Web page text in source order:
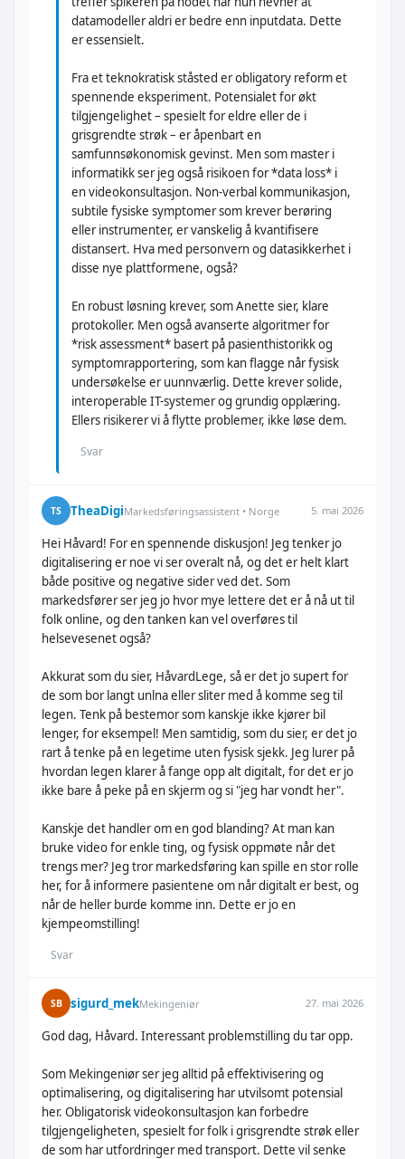
datamodeller aldri er bedre enn inputdata. Dette
er essensielt.
Fra et teknokratisk ståsted er obligatory reform et
spennende eksperiment. Potensialet for økt
tilgjengelighet – spesielt for eldre eller de i
grisgrendte strøk – er åpenbart en
samfunnsøkonomisk gevinst. Men som master i
informatikk ser jeg også risikoen for *data loss* i
en videokonsultasjon. Non-verbal kommunikasjon,
subtile fysiske symptomer som krever berøring
eller instrumenter, er vanskelig å kvantifisere
distansert. Hva med personvern og datasikkerhet i
disse nye plattformene, også?
En robust løsning krever, som Anette sier, klare
protokoller. Men også avanserte algoritmer for
*risk assessment* basert på pasienthistorikk og
symptomrapportering, som kan flagge når fysisk
undersøkelse er uunnværlig. Dette krever solide,
interoperable IT-systemer og grundig opplæring.
Ellers risikerer vi å flytte problemer, ikke løse dem.
Svar
TS TheaDigiMarkedsføringsassistent • Norge 5. mai 2026
Hei Håvard! For en spennende diskusjon! Jeg tenker jo
digitalisering er noe vi ser overalt nå, og det er helt klart
både positive og negative sider ved det. Som
markedsfører ser jeg jo hvor mye lettere det er å nå ut til
folk online, og den tanken kan vel overføres til
helsevesenet også?
Akkurat som du sier, HåvardLege, så er det jo supert for
de som bor langt unlna eller sliter med å komme seg til
legen. Tenk på bestemor som kanskje ikke kjører bil
lenger, for eksempel! Men samtidig, som du sier, er det jo
rart å tenke på en legetime uten fysisk sjekk. Jeg lurer på
hvordan legen klarer å fange opp alt digitalt, for det er jo
ikke bare å peke på en skjerm og si "jeg har vondt her".
Kanskje det handler om en god blanding? At man kan
bruke video for enkle ting, og fysisk oppmøte når det
trengs mer? Jeg tror markedsføring kan spille en stor rolle
her, for å informere pasientene om når digitalt er best, og
når de heller burde komme inn. Dette er jo en
kjempeomstilling!
Svar
SB sigurd_mekMekingeniør 27. mai 2026
God dag, Håvard. Interessant problemstilling du tar opp.
Som Mekingeniør ser jeg alltid på effektivisering og
optimalisering, og digitalisering har utvilsomt potensial
her. Obligatorisk videokonsultasjon kan forbedre
tilgjengeligheten, spesielt for folk i grisgrendte strøk eller
de som har utfordringer med transport. Dette vil senke